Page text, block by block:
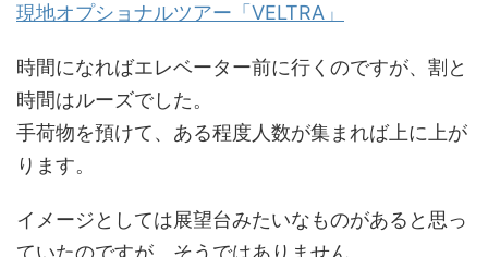
現地オプショナルツアー「VELTRA」
時間になればエレベーター前に行くのですが、割と
時間はルーズでした。
手荷物を預けて、ある程度人数が集まれば上に上が
ります。
イメージとしては展望台みたいなものがあると思っ
ていたのですが、そうではありません。